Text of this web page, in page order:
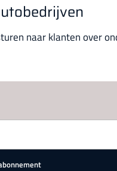
naar klanten over